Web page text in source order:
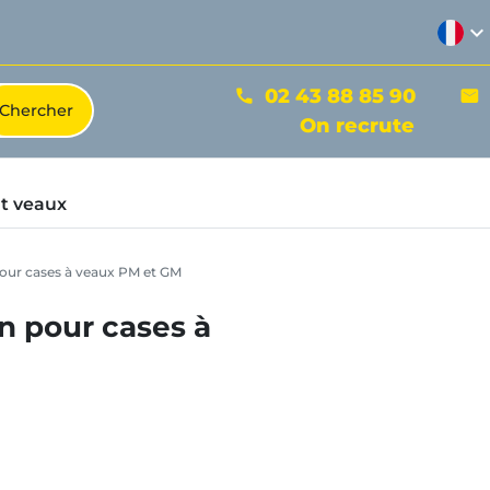
expand_more
phone 02 43 88 85 90 mail
On recrute
veaux
cases à veaux PM et GM
pour cases à